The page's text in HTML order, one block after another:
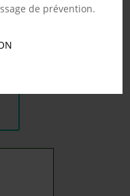
de prévention.